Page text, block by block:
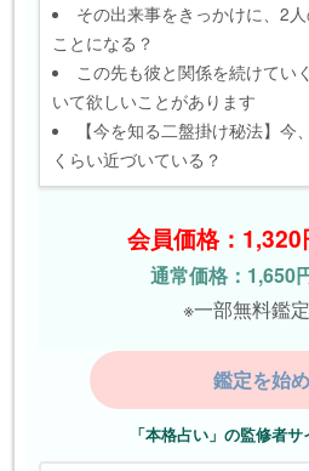
その出来事をきっかけに、2
ことになる？
この先も彼と関係を続けてい
いて欲しいことがあります
【今を知る二盤掛け秘法】
くらい近づいている？
会員価格：1,320
通常価格：1,650
※一部無料鑑
鑑定を始
「本格占い」の監修者